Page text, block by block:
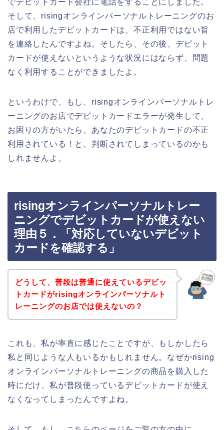
そして、risingオンラインパーソナルトレーニングのお
店で利用したデビットカードは、不正利用ではない旨
を連絡したんですよね。そしたら、その後、デビット
カードが使えないというような状況にはならず、問題
なく利用することができましたよ。
というわけで、もし、risingオンラインパーソナルトレ
ーニングのお店でデビットカードエラーが発生して、
お困りの方がいたら、あなたのデビットカードの不正
利用されている！と、判断されてしまっているのかも
しれませんよ。
risingオンラインパーソナルトレー
ニングでデビットカードが使えない
理由５．「対応していないデビット
カードを確認する」
どうして、普段は普通に使えているデビッ
トカードがrisingオンラインパーソナルト
レーニングのお店では使えないの？
これも、私が率直に感じたことですが、もしかしたら
私と同じような人もいるかもしれません。なぜかrising
オンラインパーソナルトレーニングの商品を購入した
時にだけ、私が普段使っているデビットカードが使え
なくなってしまったんですよね。